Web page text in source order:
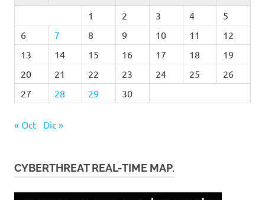
1 2 3 4
5
6
7 8 9 10 11
12
13
14 15 16 17 18
19
20
21 22 23 24 25
26
27
28 29 30
« Oct Dic »
CYBERTHREAT REAL-TIME MAP.